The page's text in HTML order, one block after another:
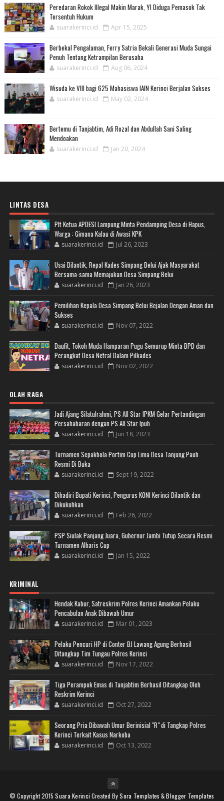
Peredaran Rokok Illegal Makin Marak, YI Diduga Pemasok Tak
Tersentuh Hukum
suarakerinci.id Apr 15, 2025
Berbekal Pengalaman, Ferry Satria Bekali Generasi Muda Sungai
Penuh Tentang Ketrampilan Berusaha
suarakerinci.id Aug 06, 2024
Wisuda ke VIII bagi 625 Mahasiswa IAIN Kerinci Berjalan Sukses
suarakerinci.id May 02, 2024
Bertemu di Tanjabtim, Adi Rozal dan Abdullah Sani Saling
Mendoakan
suarakerinci.id Jan 20, 2024
LINTAS DESA
Plt Ketua APDESI Lampung Minta Pendamping Desa di Hapus,
Warga : Gimana Kalau di Awasi KPK
suarakerinci.id Jul 26, 2023
Usai Dilantik, Repal Kades Simpang Belui Ajak Masyarakat
Bersama-sama Memajukan Desa Simpang Belui
suarakerinci.id Jan 26, 2023
Pemilihan Kepala Desa Simpang Belui Bejalan Dengan Aman dan
Sukses
suarakerinci.id Nov 07, 2022
Daufit, Tokoh Muda Hamparan Pugu Semurup Minta BPD dan
Perangkat Desa Netral Dalam Pilkades
suarakerinci.id Nov 02, 2022
OLAH RAGA
Jadi Ajang Silatulrahmi, PS All Star IPKM Gelar Pertandingan
Persahabaran dengan PS All Star Ipuh
suarakerinci.id Jun 18, 2023
Turnamen Sepakbola Portim Cup Lima Desa Tanjung Pauh
Resmi Di Buka
suarakerinci.id Sept 19, 2022
Dihadiri Bupati Kerinci, Pengurus KONI Kerinci Dilantik dan
Dikukuhkan
suarakerinci.id Feb 26, 2022
PSP Siulak Panjang Juara, Gubernur Jambi Tutup Secara Resmi
Turnamen Alharis Cup
suarakerinci.id Jan 15, 2022
KRIMINAL
Hendak Kabur, Satreskrim Polres Kerinci Amankan Pelaku
Pencabulan Anak Dibawah Umur
suarakerinci.id Mar 01, 2023
Pelaku Pencuri HP di Conter BJ Lawang Agung Berhasil
Ditangkap Tim Tungau Polres Kerinci
suarakerinci.id Nov 17, 2022
Tiga Perampok Emas di Tanjabtim Berhasil Ditangkap Oleh
Reskrim Kerinci
suarakerinci.id Oct 27, 2022
Seorang Pria Dibawah Umur Berinisial "R" di Tangkap Polres
Kerinci Terkait Kasus Narkoba
suarakerinci.id Oct 13, 2022
© Copyright 2015Suara Kerinci Created BySora Templates &Blogger Templates